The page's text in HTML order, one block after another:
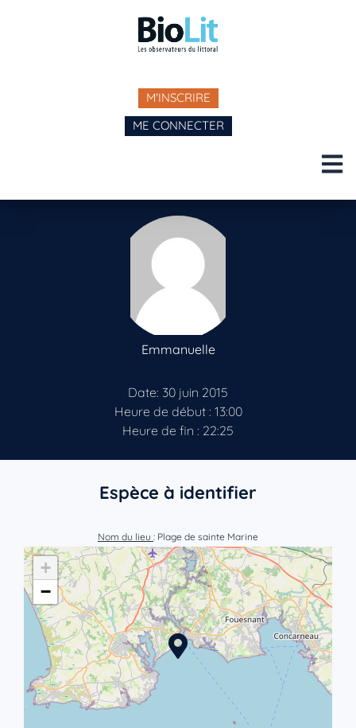
M'INSCRIRE
ME CONNECTER
Emmanuelle
Date: 30 juin 2015
Heure de début : 13:00
Heure de fin : 22:25
Espèce à identifier
Nom du lieu : Plage de sainte Marine
+
−